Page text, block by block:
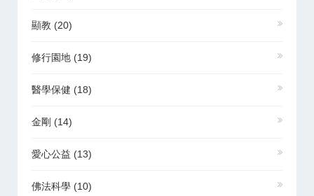
顯教 (20)
修行園地 (19)
醫學保健 (18)
金剛 (14)
愛心公益 (13)
佛法科學 (10)